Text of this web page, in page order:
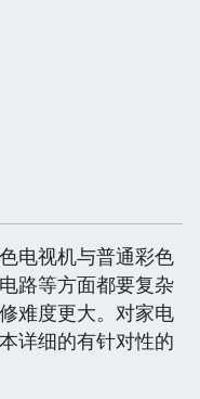
电视机与普通彩色
路等方面都要复杂
难度更大。对家电
详细的有针对性的